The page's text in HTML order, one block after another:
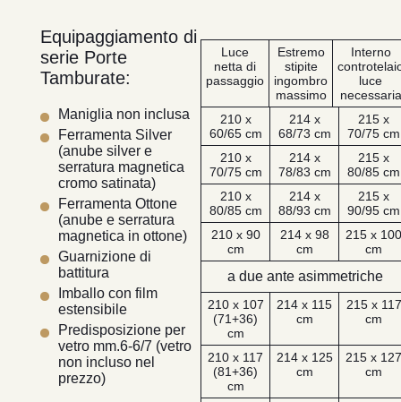
Luce
netta di
passaggio
Estremo
stipite
ingombro
massimo
Interno
luce
necessaria
210 x
60/65 cm
214 x
68/73 cm
215 x
70/75 cm
210 x
70/75 cm
214 x
78/83 cm
215 x
80/85 cm
210 x
80/85 cm
214 x
88/93 cm
215 x
90/95 cm
210 x 90
cm
214 x 98
cm
215 x
cm
a due ante asimmetriche
210 x 107
(71+36)
cm
214 x 115
cm
215 x 117
cm
210 x 117
(81+36)
cm
214 x 125
cm
215 x
cm
Equipaggiamento di
serie Porte
Tamburate:
Maniglia non inclusa
Ferramenta Silver
(anube silver e
serratura magnetica
cromo satinata)
Ferramenta Ottone
(anube e serratura
magnetica in ottone)
Guarnizione di
battitura
Imballo con film
estensibile
Predisposizione per
vetro mm.6-6/7 (vetro
non incluso nel
prezzo)